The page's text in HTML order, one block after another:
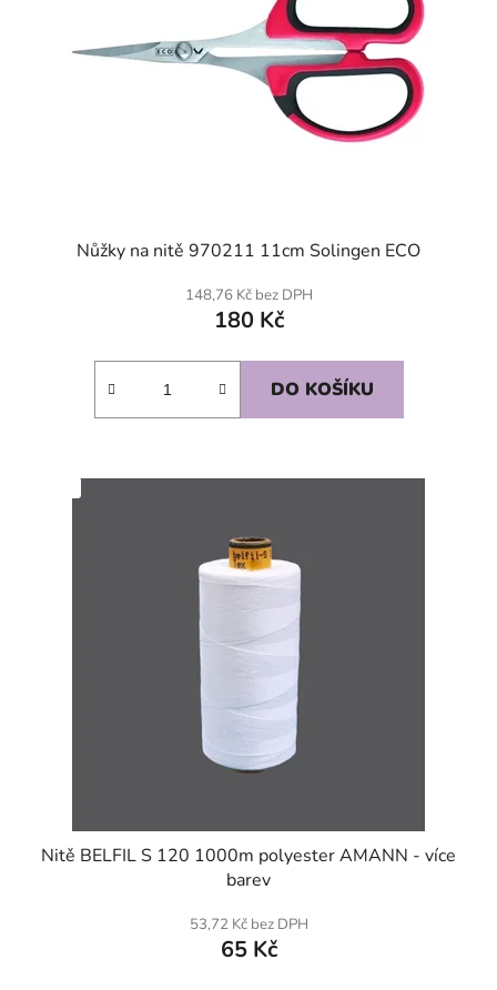
Nůžky na nitě 970211 11cm Solingen ECO
148,76 Kč bez DPH
180 Kč
DO KOŠÍKU
Nitě BELFIL S 120 1000m polyester AMANN - více
barev
53,72 Kč bez DPH
65 Kč